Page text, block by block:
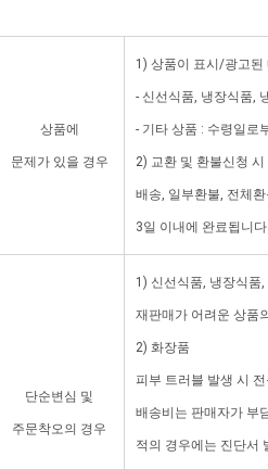
상품에
문제가 있을 경우
1) 상품이 표시/광고된
- 신선식품, 냉장식품,
- 기타 상품 : 수령일로
2) 교환 및 환불신청
배송, 일부환불, 전체
3일 이내에 완료됩니
단순변심 및
주문착오의 경우
1) 신선식품, 냉장식품
재판매가 어려운 상품
2) 화장품
피부 트러블 발생 시
배송비는 판매자가 부
적의 경우에는 진단서